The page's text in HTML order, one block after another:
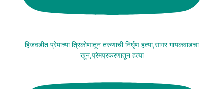
हिंजवडीत प्रेमाच्या त्रिकोणातून तरुणाची निर्घृण हत्या,सागर गायकवाडचा
खून,प्रेमप्रकरणातून हत्या